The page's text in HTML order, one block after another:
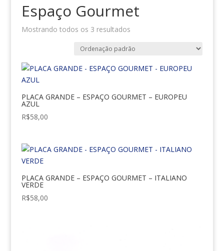
Espaço Gourmet
Mostrando todos os 3 resultados
PLACA GRANDE – ESPAÇO GOURMET – EUROPEU
AZUL
R$58,00
PLACA GRANDE – ESPAÇO GOURMET – ITALIANO
VERDE
R$58,00